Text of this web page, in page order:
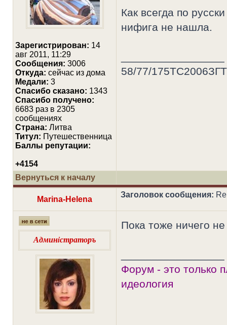
Зарегистрирован: 14
авг 2011, 11:29
Сообщения: 3006
Откуда: сейчас из дома
Медали: 3
Cпасибо сказано: 1343
Спасибо получено:
6683 раз в 2305
сообщениях
Страна: Литва
Титул: Путешественница
Баллы репутации:
+4154
Как всегда по
нифига не нашла.
58/77/
Вернуться к началу
Marina-Helena
Заголовок сообщения:
Админiстраторъ
Пока тоже ничего
Форум - это только
идеология